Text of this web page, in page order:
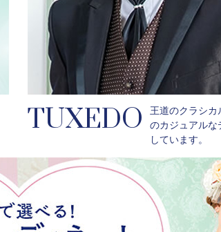
TUXEDO
王道のクラシカ
のカジュアルな
しています。